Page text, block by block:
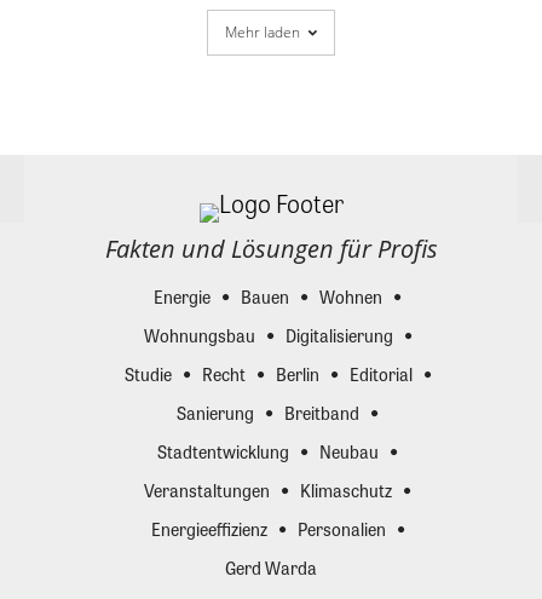
Mehr laden
Fakten und Lösungen für Profis
Energie Bauen
Wohnen
Wohnungsbau
Digitalisierung
Studie
Recht Berlin
Editorial
Sanierung
Breitband
Stadtentwicklung
Neubau
Veranstaltungen
Klimaschutz
Energieeffizienz
Personalien
Gerd Warda